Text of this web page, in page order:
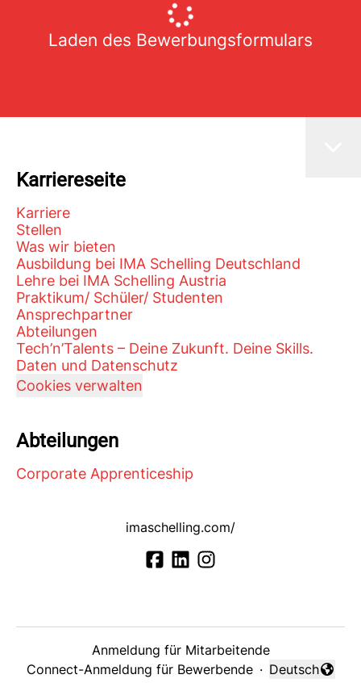
Laden des Bewerbungsformulars
Karriereseite
Karriere
Stellen
Was wir bieten
Ausbildung bei IMA Schelling Deutschland
Lehre bei IMA Schelling Austria
Praktikum/ Schüler/ Studenten
Ansprechpartner
Abteilungen
Tech’n’Talents – Deine Zukunft. Deine Skills.
Daten und Datenschutz
Cookies verwalten
Abteilungen
Corporate Apprenticeship
imaschelling.com/
Anmeldung für Mitarbeitende
Connect-Anmeldung für Bewerbende ·
Sprache
Deutsch